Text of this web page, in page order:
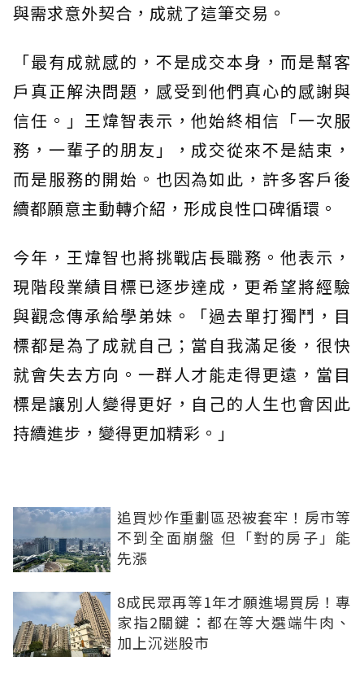
與需求意外契合，成就了這筆交易。
「最有成就感的，不是成交本身，而是幫客
戶真正解決問題，感受到他們真心的感謝與
信任。」王煒智表示，他始終相信「一次服
務，一輩子的朋友」，成交從來不是結束，
而是服務的開始。也因為如此，許多客戶後
續都願意主動轉介紹，形成良性口碑循環。
今年，王煒智也將挑戰店長職務。他表示，
現階段業績目標已逐步達成，更希望將經驗
與觀念傳承給學弟妹。「過去單打獨鬥，目
標都是為了成就自己；當自我滿足後，很快
就會失去方向。一群人才能走得更遠，當目
標是讓別人變得更好，自己的人生也會因此
持續進步，變得更加精彩。」
追買炒作重劃區恐被套牢！房市等
不到全面崩盤 但「對的房子」能
先漲
8成民眾再等1年才願進場買房！專
家指2關鍵：都在等大選端牛肉、
加上沉迷股市